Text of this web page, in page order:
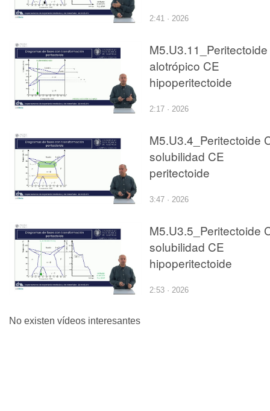
2:41 · 2026
alotrópico CE
hipoperitectoide
2:17 · 2026
M5.U3.4_Peritectoide
solubilidad CE
peritectoide
3:47 · 2026
M5.U3.5_Peritectoide
solubilidad CE
hipoperitectoide
2:53 · 2026
No existen vídeos interesantes